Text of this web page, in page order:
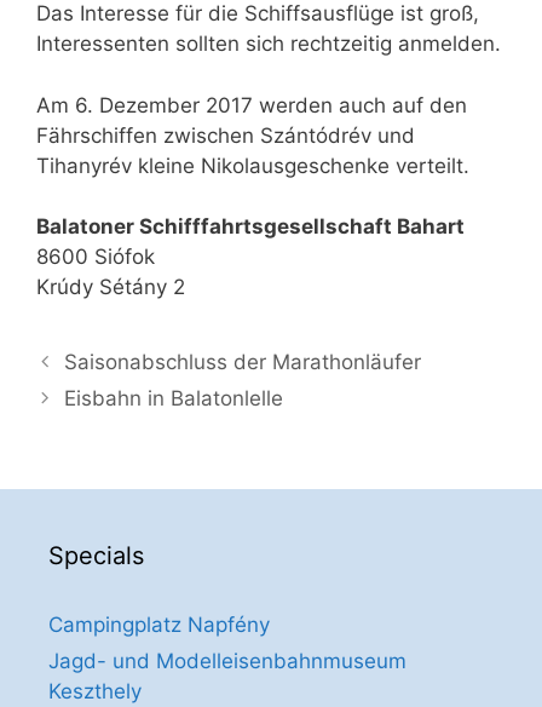
Das Interesse für die Schiffsausflüge ist groß,
Interessenten sollten sich rechtzeitig anmelden.
Am 6. Dezember 2017 werden auch auf den
Fährschiffen zwischen Szántódrév und
Tihanyrév kleine Nikolausgeschenke verteilt.
Balatoner Schifffahrtsgesellschaft Bahart
8600 Siófok
Krúdy Sétány 2
Saisonabschluss der Marathonläufer
Eisbahn in Balatonlelle
Specials
Campingplatz Napfény
Jagd- und Modelleisenbahnmuseum
Keszthely